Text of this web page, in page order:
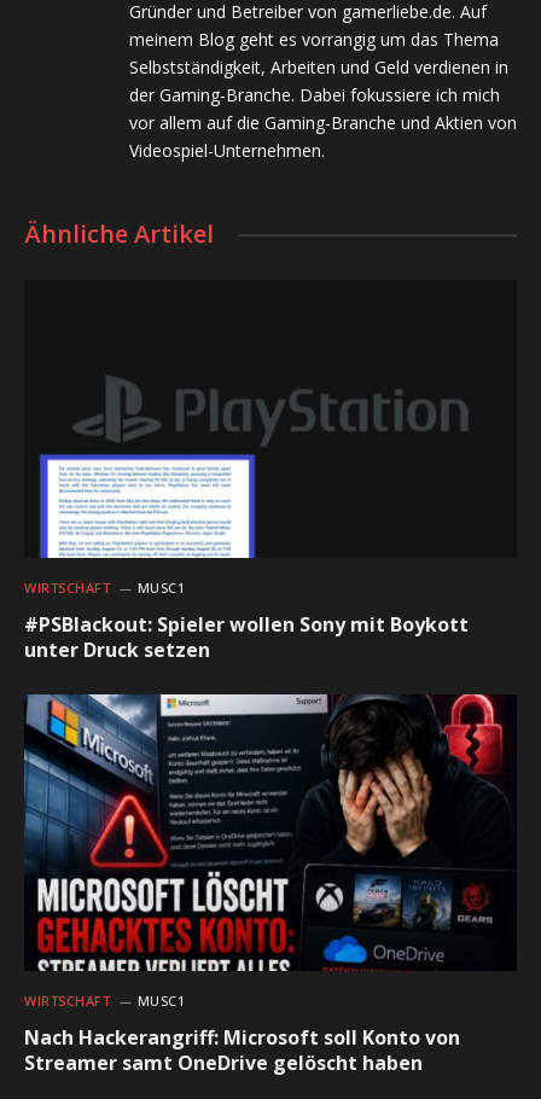
Gründer und Betreiber von gamerliebe.de. Auf
meinem Blog geht es vorrangig um das Thema
Selbstständigkeit, Arbeiten und Geld verdienen in
der Gaming-Branche. Dabei fokussiere ich mich
vor allem auf die Gaming-Branche und Aktien von
Videospiel-Unternehmen.
Ähnliche Artikel
WIRTSCHAFT MUSC1
#PSBlackout: Spieler wollen Sony mit Boykott
unter Druck setzen
WIRTSCHAFT MUSC1
Nach Hackerangriff: Microsoft soll Konto von
Streamer samt OneDrive gelöscht haben